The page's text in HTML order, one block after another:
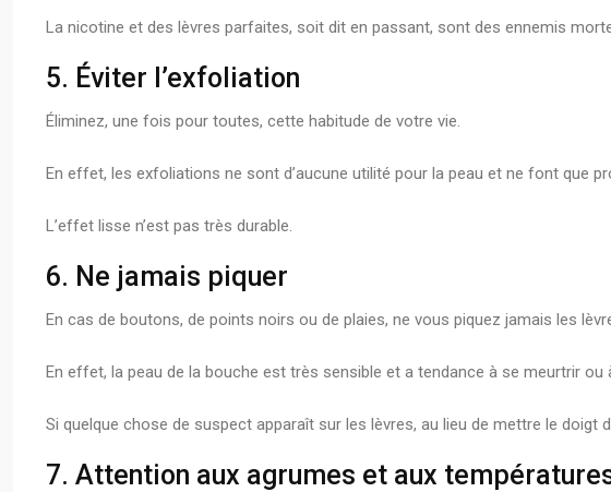
La nicotine et des lèvres parfaites, soit dit en passant, sont des ennemis
5. Éviter l’exfoliation
Éliminez, une fois pour toutes, cette habitude de votre vie.
En effet, les exfoliations ne sont d’aucune utilité pour la peau et ne font que
L’effet lisse n’est pas très durable.
6. Ne jamais piquer
En cas de boutons, de points noirs ou de plaies, ne vous piquez jamais les
En effet, la peau de la bouche est très sensible et a tendance à se meurtrir
Si quelque chose de suspect apparaît sur les lèvres, au lieu de mettre le doigt
7. Attention aux agrumes et aux